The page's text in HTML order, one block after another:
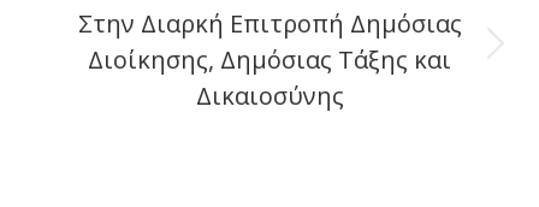
Next
post:
Στην Διαρκή Επιτροπή Δημόσιας
Διοίκησης, Δημόσιας Τάξης και
Δικαιοσύνης